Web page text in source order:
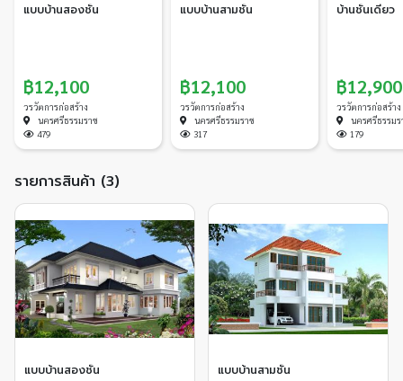
แบบบ้านสองชั้น
฿12,100
วรวัตการก่อสร้าง
นครศรีธรรมราช
479
แบบบ้านสามชั้น
฿12,100
วรวัตการก่อสร้าง
นครศรีธรรมราช
317
บ้านชั้นเดียว
฿12,900
วรวัตการก่อสร้าง
นครศรีธรรมร
179
รายการสินค้า (3)
แบบบ้านสองชั้น แบบบ้านสามชั้น